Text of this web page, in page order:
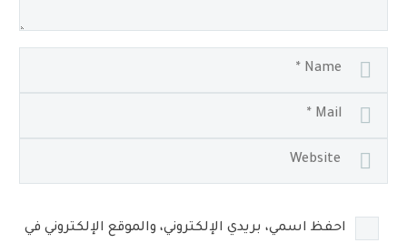
احفظ اسمي، بريدي الإلكتروني، والموقع الإلكتروني في